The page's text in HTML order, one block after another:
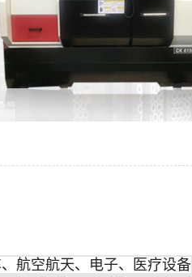
航空航天、电子、医疗设备